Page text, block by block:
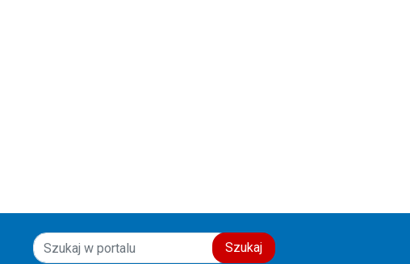
Szukaj